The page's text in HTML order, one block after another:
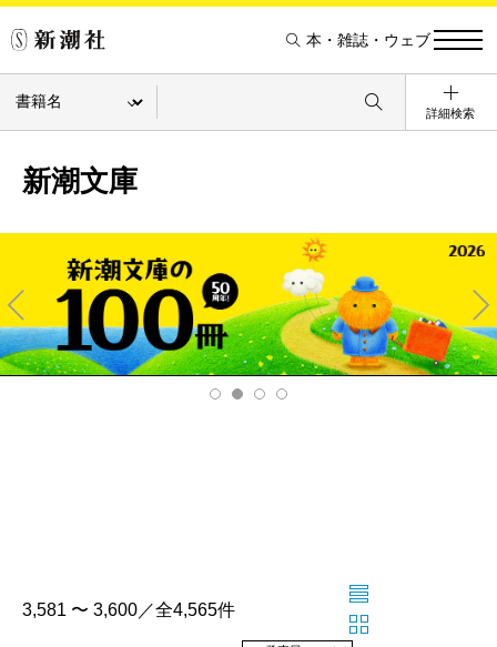
本・雑誌・ウェブ
詳細検索
新潮文庫
Pre
v
Ne
xt
3,581 〜 3,600／全4,565件